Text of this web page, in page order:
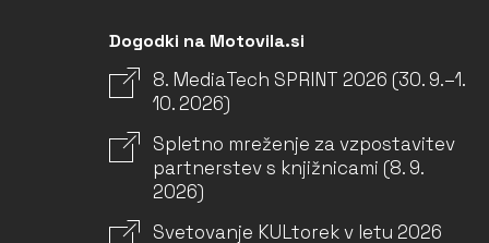
Dogodki na Motovila.si
8. MediaTech SPRINT 2026 (30. 9.–1.
10. 2026)
Spletno mreženje za vzpostavitev
partnerstev s knjižnicami (8. 9.
2026)
Svetovanje KULtorek v letu 2026